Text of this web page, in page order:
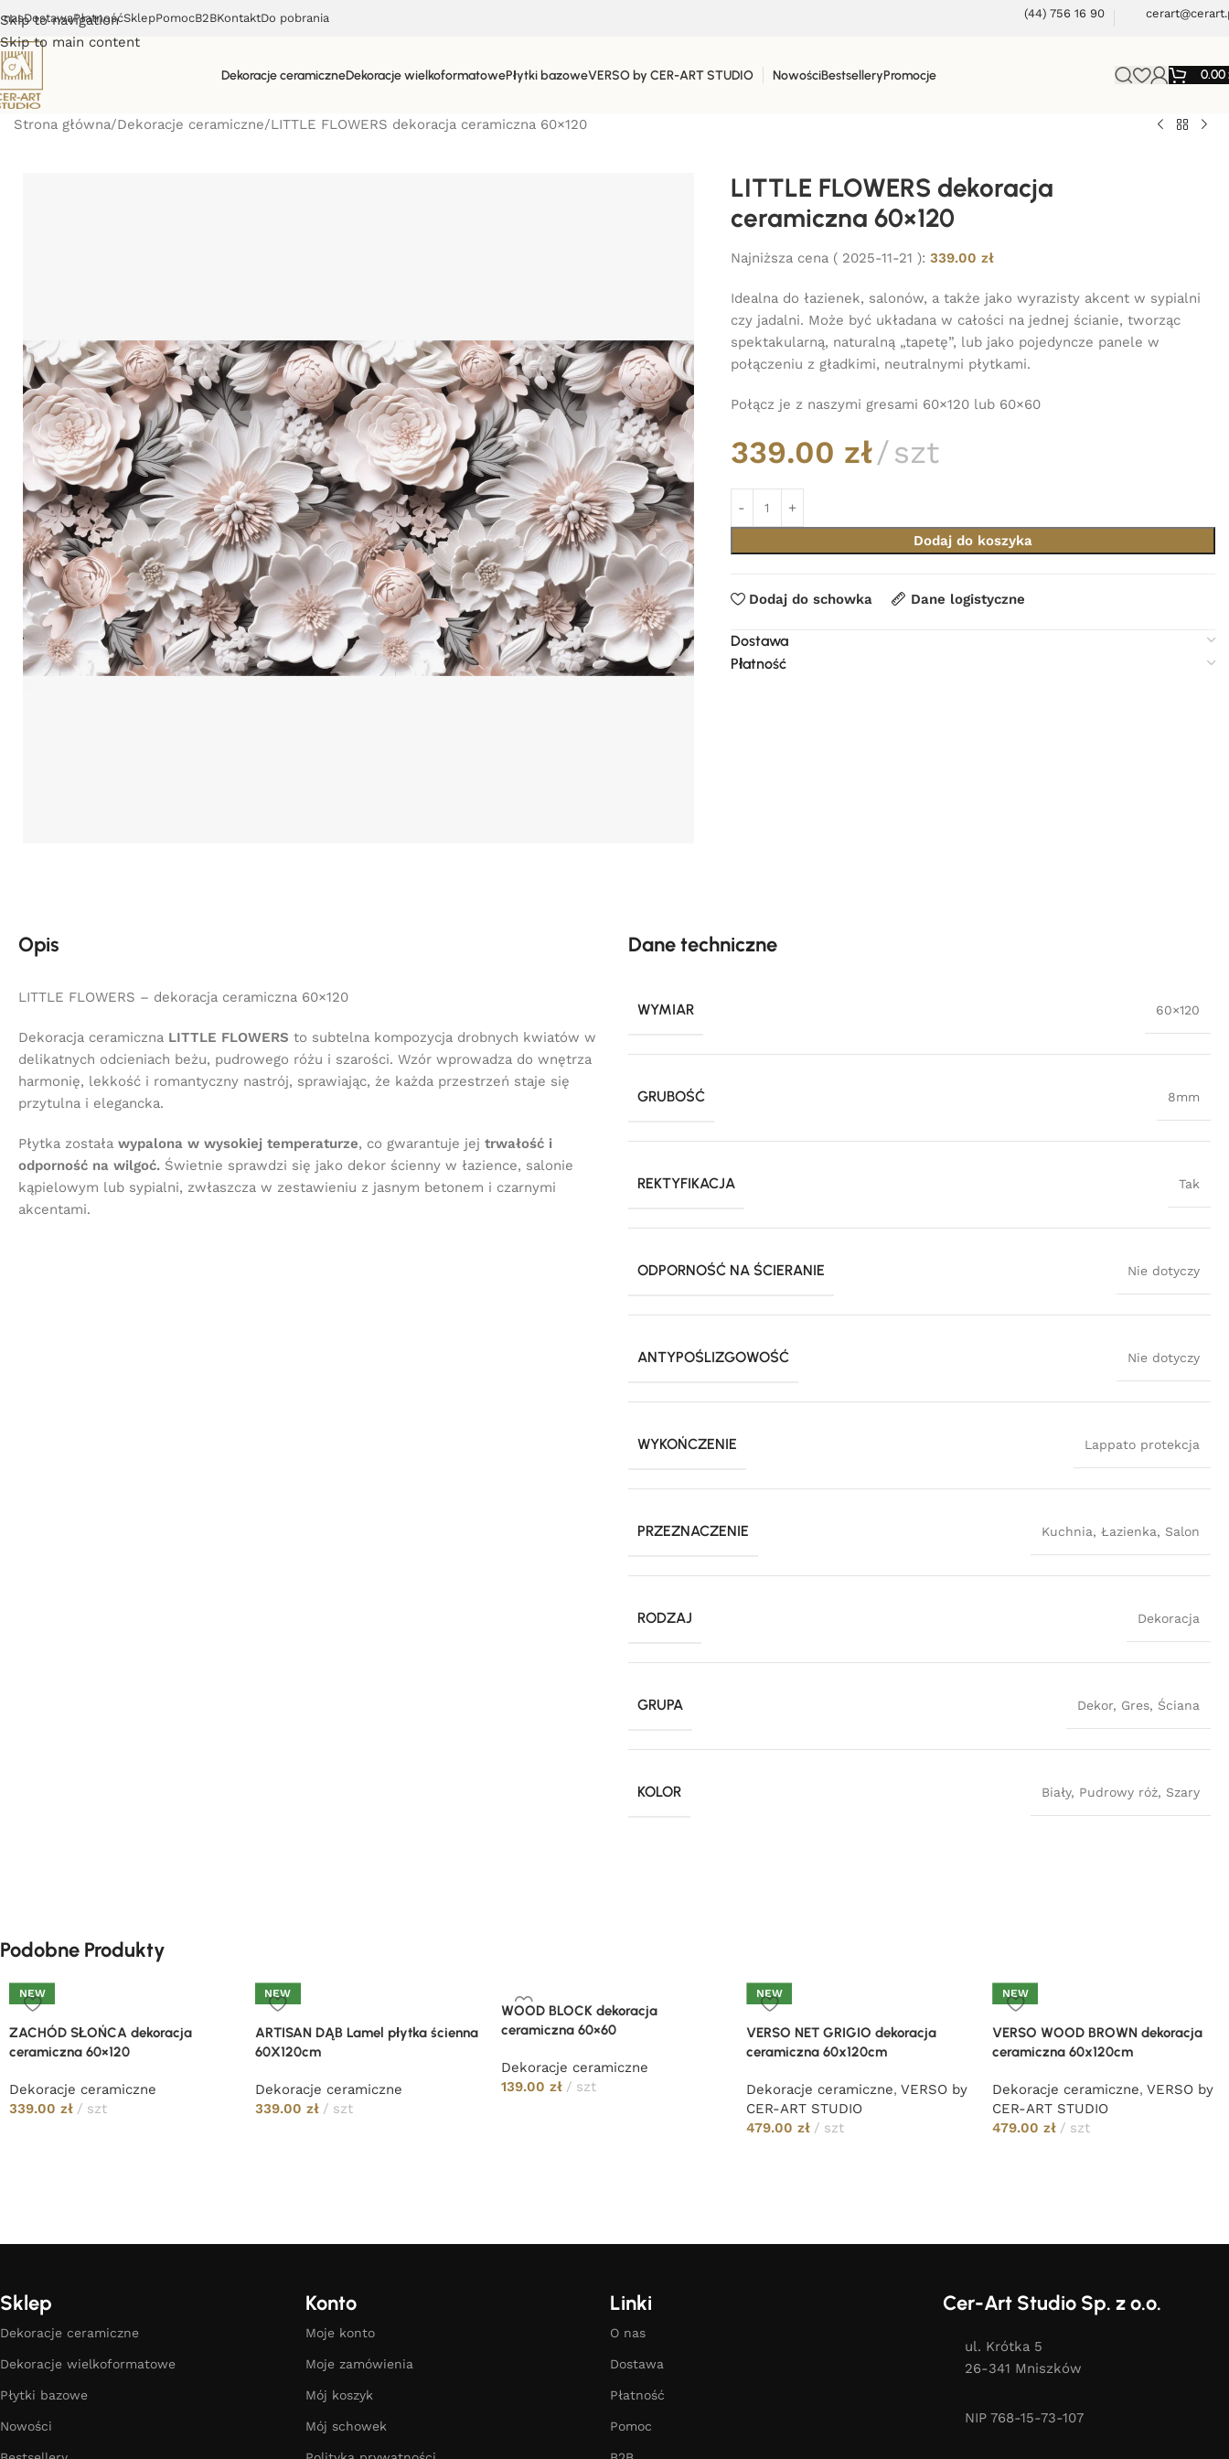
Skip to navigation
Skip to main content
nasDostawaPłatnośćSklepPomocB2BKontaktDo pobrania (44) 756 16 90
Dekoracje ceramiczneDekoracje wielkoformatowePłytki bazoweVERSO by CER-ART STUDIO NowościBestselleryPromocje 0.00
Strona główna Dekoracje ceramiczne LITTLE FLOWERS dekoracja ceramiczna 60×120
LITTLE FLOWERS dekoracja
ceramiczna 60×120
Najniższa cena (2025-11-21 ): 339.00 zł
Idealna do łazienek, salonów, a także jako wyrazisty akcent w sypialni
czy jadalni. Może być układana w całości na jednej ścianie, tworząc
spektakularną, naturalną „tapetę”, lub jako pojedyncze panele w
połączeniu z gładkimi, neutralnymi płytkami.
Połącz je z naszymi gresami 60×120 lub 60×60
339.00 zł szt
Dodaj do koszyka
Dodaj do schowka Dane logistyczne
Dostawa
Płatność
Opis
LITTLE FLOWERS – dekoracja ceramiczna 60×120
Dekoracja ceramiczna LITTLE FLOWERS to subtelna kompozycja drobnych kwiatów w
delikatnych odcieniach beżu, pudrowego różu i szarości. Wzór wprowadza do wnętrza
harmonię, lekkość i romantyczny nastrój, sprawiając, że każda przestrzeń staje się
przytulna i elegancka.
Płytka została wypalona w wysokiej temperaturze, co gwarantuje jej trwałość i
odporność na wilgoć. Świetnie sprawdzi się jako dekor ścienny w łazience, salonie
kąpielowym lub sypialni, zwłaszcza w zestawieniu z jasnym betonem i czarnymi
akcentami.
Dane techniczne
WYMIAR 60×120
GRUBOŚĆ 8mm
REKTYFIKACJA Tak
ODPORNOŚĆ NA ŚCIERANIE Nie dotyczy
ANTYPOŚLIZGOWOŚĆ Nie dotyczy
WYKOŃCZENIE Lappato protekcja
PRZEZNACZENIE Kuchnia, Łazienka, Salon
RODZAJ Dekoracja
GRUPA Dekor, Gres, Ściana
KOLOR Biały, Pudrowy róż, Szary
Podobne Produkty
NEW
ZACHÓD SŁOŃCA dekoracja
ceramiczna 60×120
Dekoracje ceramiczne
339.00 zł szt
NEW
ARTISAN DĄB Lamel płytka ścienna
60X120cm
Dekoracje ceramiczne
339.00 zł szt
WOOD BLOCK dekoracja
ceramiczna 60×60
Dekoracje ceramiczne
139.00 zł szt
NEW
VERSO NET GRIGIO dekoracja
ceramiczna 60x120cm
Dekoracje ceramiczne, VERSO by
CER-ART STUDIO
479.00zł szt
NEW
VERSO WOOD BROWN dekoracja
ceramiczna 60x120cm
Dekoracje ceramiczne, VERSO by
CER-ART STUDIO
479.00zł szt
Sklep
Dekoracje ceramiczne
Dekoracje wielkoformatowe
Płytki bazowe
Nowości
Konto
Moje konto
Moje zamówienia
Mój koszyk
Mój schowek
Linki
O nas
Dostawa
Płatność
Pomoc
Cer-Art Studio Sp. z o.o.
ul. Krótka 5
26-341 Mniszków
NIP 768-15-73-107